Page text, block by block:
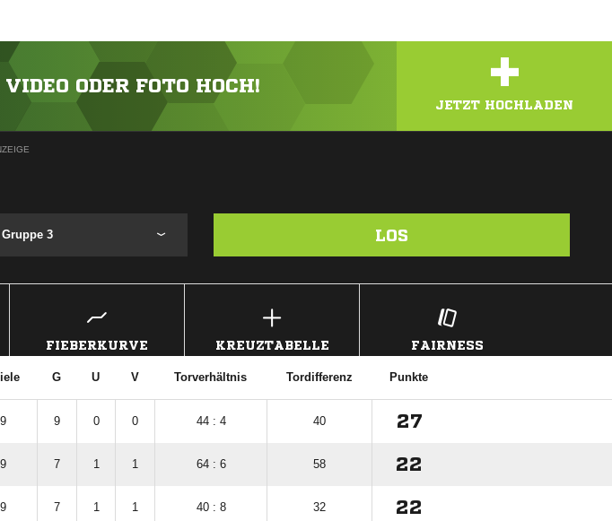
ODER FOTO HOCH! +
JETZT HOCHLADEN
3 LOS
FIEBERKURVE KREUZTABELLE FAIRNESS
G U V Torverhältnis Tordifferenz Punkte
9 9 0 0 44 : 4 40 27
9 7 1 1 64 : 6 58 22
9 7 1 1 40 : 8 32 22